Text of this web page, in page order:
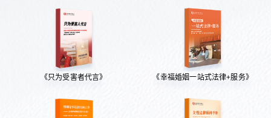
《只为受害者代言》 《幸福婚姻一站式法律+服务》